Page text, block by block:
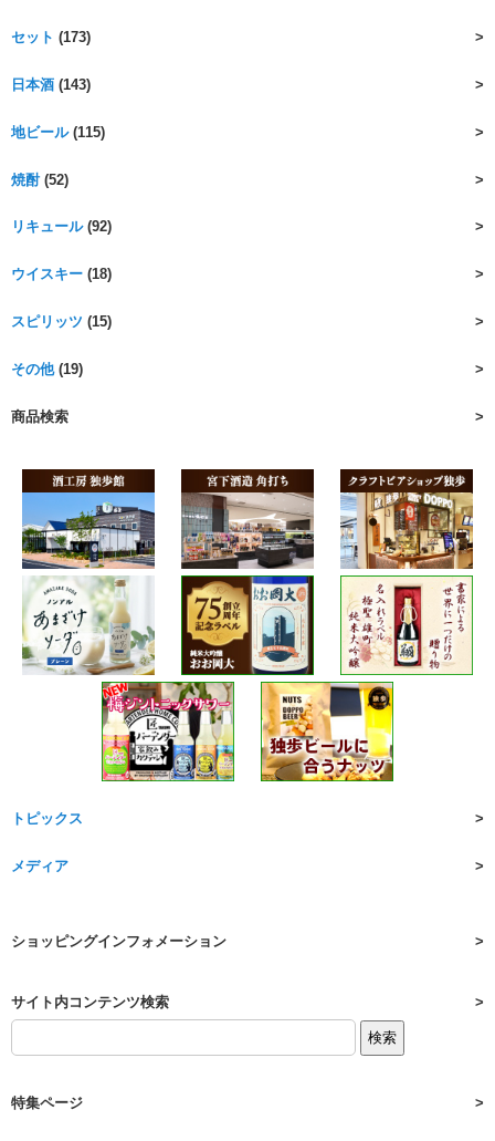
セット (173)
日本酒 (143)
地ビール(115)
焼酎(52)
リキュール(92)
ウイスキー (18)
スピリッツ (15)
その他(19)
商品検索
トピックス
メディア
ショッピングインフォメーション
サイト内コンテンツ検索
特集ページ